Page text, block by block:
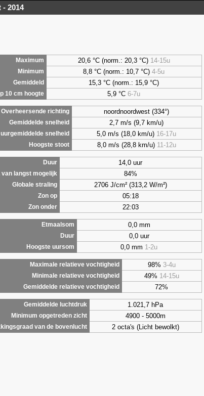
2014
Maximum
20,6 °C (norm.: 20,3 °C) 14-15u
Minimum 8,8 °C (norm.: 10,7 °C)4-5u
Gemiddeld 15,3 °C (norm.: 15,9 °C)
10 cm hoogte 5,9 °C6-7u
Overheersende richting
noordnoordwest (334°)
Gemiddelde snelheid 2,7 m/s (9,7 km/u)
snelheid 5,0 m/s (18,0 km/u) 16-17u
Hoogste stoot 8,0 m/s (28,8 km/u) 11-12u
Duur
14,0 uur
van langst mogelijk 84%
Globale straling 2706 J/cm² (313,2 W/m²)
Zon op 05:18
Zon onder 22:03
Etmaalsom
0,0 mm
Duur 0,0 uur
Hoogste uursom 0,0 mm 1-2u
Maximale relatieve vochtigheid
98% 3-4u
Minimale relatieve vochtigheid 49% 14-15u
Gemiddelde relatieve vochtigheid 72%
Gemiddelde luchtdruk
1.021,7 hPa
Minimum opgetreden zicht 4900 - 5000m
van de bovenlucht 2 octa's (Licht bewolkt)